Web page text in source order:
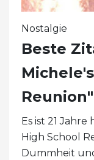
Nostalgie
Beste
Reunion"
Es ist 21
High School
Dummheit